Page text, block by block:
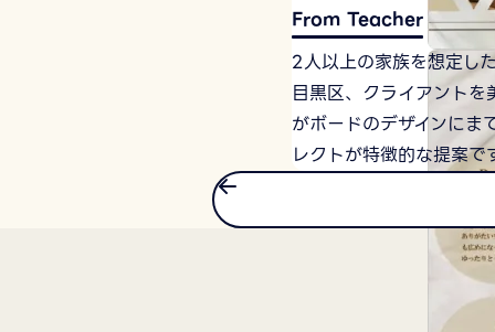
From Teacher
2人以上の家族を想定し
目黒区、クライアント
がボードのデザインにま
レクトが特徴的な提案で